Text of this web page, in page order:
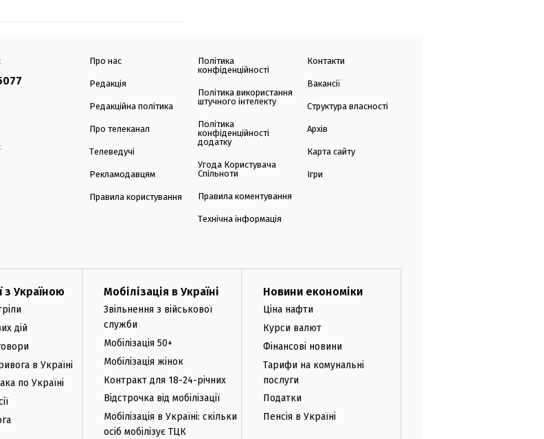
Про нас
Редакція
Редакційна політика
Про телеканал
Телеведучі
Рекламодавцям
Правила користування
Політика
конфіденційності
Політика використання
штучного інтелекту
Політика
конфіденційності
додатку
Угода Користувача
Спільноти
Правила коментування
Технічна інформація
Контакти
Вакансії
Структура власності
Архів
Карта сайту
Ігри
з Україною
дій
в Україні
по Україні
Мобілізація в Україні
Звільнення з військової
служби
Мобілізація 50+
Мобілізація жінок
Контракт для 18-24-річних
Відстрочка від мобілізації
Мобілізація в Україні: скільки
осіб мобілізує ТЦК
Новини економіки
Ціна нафти
Курси валют
Фінансові новини
Тарифи на комунальні
послуги
Податки
Пенсія в Україні